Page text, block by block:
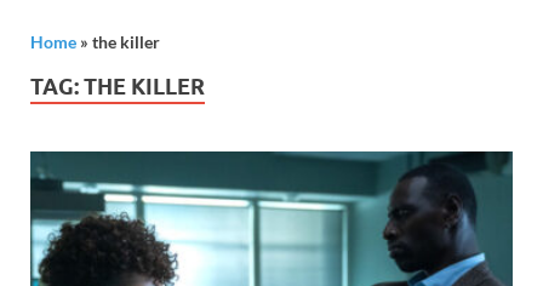
Home » the killer
TAG:THE KILLER